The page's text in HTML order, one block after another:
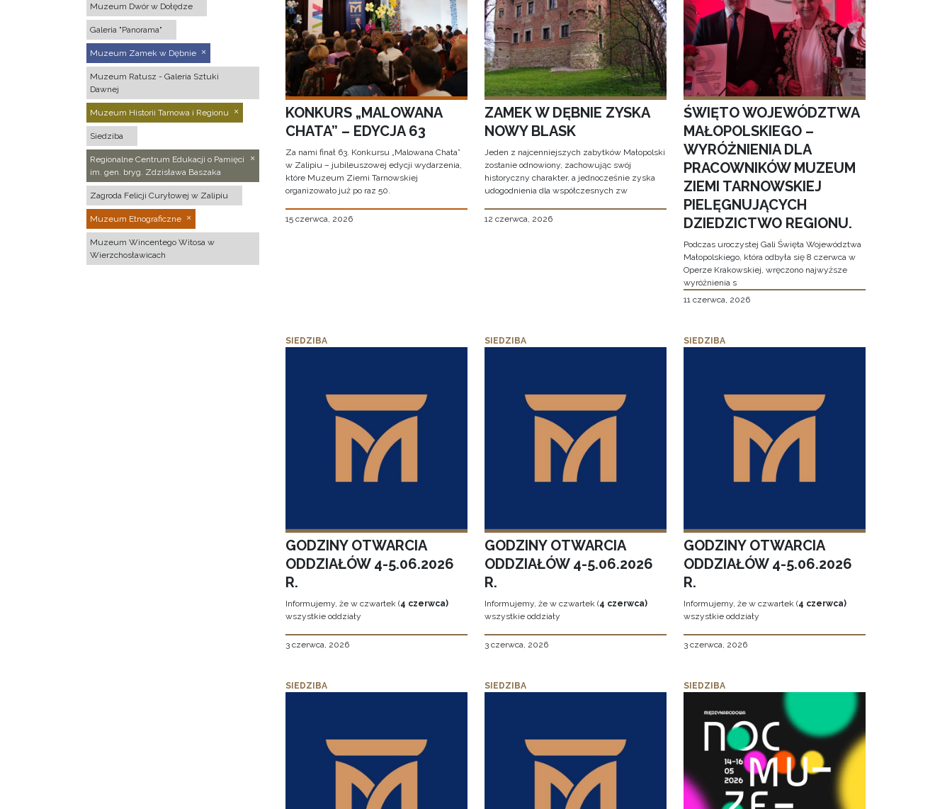
Muzeum Dwór w Dołędze
Galeria "Panorama"
Muzeum Zamek w Dębnie
Muzeum Ratusz - Galeria Sztuki
Dawnej
Muzeum Historii Tarnowa i Regionu
Siedziba
Regionalne Centrum Edukacji o Pamięci
im. gen. bryg. Zdzisława Baszaka
Zagroda Felicji Curyłowej w Zalipiu
Muzeum Etnograficzne
Muzeum Wincentego Witosa w
Wierzchosławicach
KONKURS „MALOWANA
CHATA” – EDYCJA 63
Za nami finał 63. Konkursu „Malowana Chata”
w Zalipiu – jubileuszowej edycji wydarzenia,
które Muzeum Ziemi Tarnowskiej
organizowało już po raz 50.
15 czerwca, 2026
ZAMEK W DĘBNIE ZYSKA
NOWY BLASK
Jeden z najcenniejszych zabytków Małopolski
zostanie odnowiony, zachowując swój
historyczny charakter, a jednocześnie zyska
udogodnienia dla współczesnych zw
12 czerwca, 2026
ŚWIĘTO WOJEWÓDZTWA
MAŁOPOLSKIEGO –
WYRÓŻNIENIA DLA
PRACOWNIKÓW MUZEUM
ZIEMI TARNOWSKIEJ
PIELĘGNUJĄCYCH
DZIEDZICTWO REGIONU.
Podczas uroczystej Gali Święta Województwa
Małopolskiego, która odbyła się 8 czerwca w
Operze Krakowskiej, wręczono najwyższe
wyróżnienia s
11 czerwca, 2026
SIEDZIBA
GODZINY OTWARCIA
ODDZIAŁÓW 4-5.06.2026
R.
Informujemy, że w czwartek (4 czerwca)
wszystkie oddziały
3 czerwca, 2026
SIEDZIBA
GODZINY OTWARCIA
ODDZIAŁÓW 4-5.06.2026
R.
Informujemy, że w czwartek (4 czerwca)
wszystkie oddziały
3 czerwca, 2026
SIEDZIBA
GODZINY OTWARCIA
ODDZIAŁÓW 4-5.06.2026
R.
Informujemy, że w czwartek (4 czerwca)
wszystkie oddziały
3 czerwca, 2026
SIEDZIBA SIEDZIBA SIEDZIBA